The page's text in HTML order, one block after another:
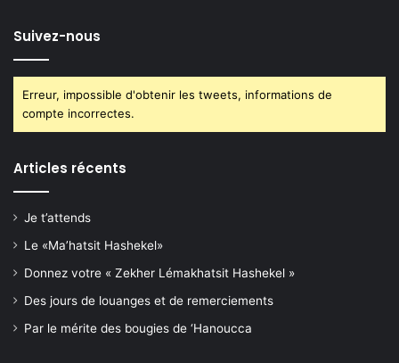
Suivez-nous
Erreur, impossible d'obtenir les tweets, informations de
compte incorrectes.
Articles récents
Je t’attends
Le «Ma’hatsit Hashekel»
Donnez votre « Zekher Lémakhatsit Hashekel »
Des jours de louanges et de remerciements
Par le mérite des bougies de ‘Hanoucca